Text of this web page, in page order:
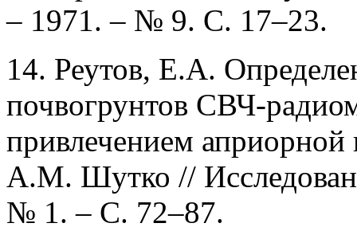
– 1971. – № 9. С. 17–23.
14. Реутов, Е.А.
почвогрунтов СВЧ-
привлечением
А.М. Шутко //
№ 1. – С. 72–87.